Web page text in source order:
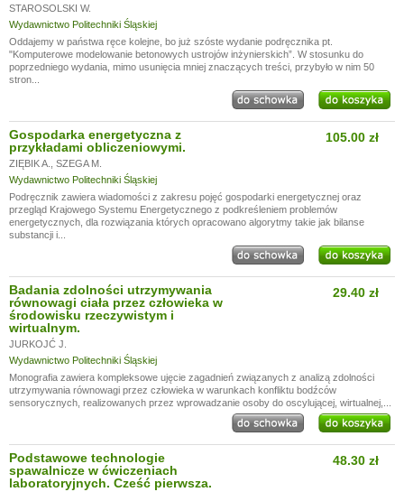
STAROSOLSKI W.
Wydawnictwo Politechniki Śląskiej
Oddajemy w państwa ręce kolejne, bo już szóste wydanie podręcznika pt.
"Komputerowe modelowanie betonowych ustrojów inżynierskich”. W stosunku do
poprzedniego wydania, mimo usunięcia mniej znaczących treści, przybyło w nim 50
stron...
Gospodarka energetyczna z
przykładami obliczeniowymi.
ZIĘBIK A.
SZEGA M.
Wydawnictwo Politechniki Śląskiej
105.00 zł
Podręcznik zawiera wiadomości z zakresu pojęć gospodarki energetycznej oraz
przegląd Krajowego Systemu Energetycznego z podkreśleniem problemów
energetycznych, dla rozwiązania których opracowano algorytmy takie jak bilanse
substancji i...
Badania zdolności utrzymywania
równowagi ciała przez człowieka w
środowisku rzeczywistym i
wirtualnym.
JURKOJĆ J.
Wydawnictwo Politechniki Śląskiej
29.40 zł
Monografia zawiera kompleksowe ujęcie zagadnień związanych z analizą zdolności
utrzymywania równowagi przez człowieka w warunkach konfliktu bodźców
sensorycznych, realizowanych przez wprowadzanie osoby do oscylującej, wirtualnej,...
Podstawowe technologie
spawalnicze w ćwiczeniach
laboratoryjnych. Cześć pierwsza.
48.30 zł